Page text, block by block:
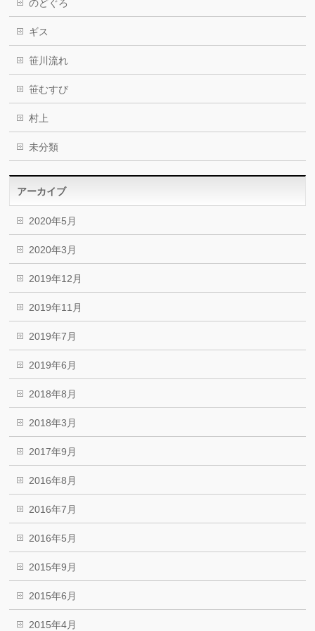
のどぐろ
ギス
笹川流れ
笹むすび
村上
未分類
アーカイブ
2020年5月
2020年3月
2019年12月
2019年11月
2019年7月
2019年6月
2018年8月
2018年3月
2017年9月
2016年8月
2016年7月
2016年5月
2015年9月
2015年6月
2015年4月